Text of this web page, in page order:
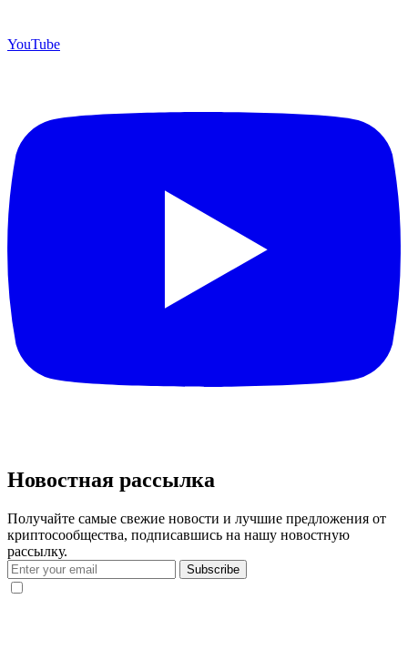
YouTube
Новостная рассылка
Получайте самые свежие новости и лучшие предложения от
криптосообщества, подписавшись на нашу новостную
рассылку.
Subscribe